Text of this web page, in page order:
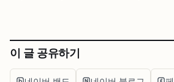
이 글 공유하기